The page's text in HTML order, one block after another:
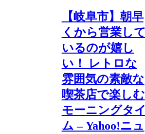
【岐阜市】朝早
くから営業して
いるのが嬉し
い！ レトロな
雰囲気の素敵な
喫茶店で楽しむ
モーニングタイ
ム – Yahoo!ニュ